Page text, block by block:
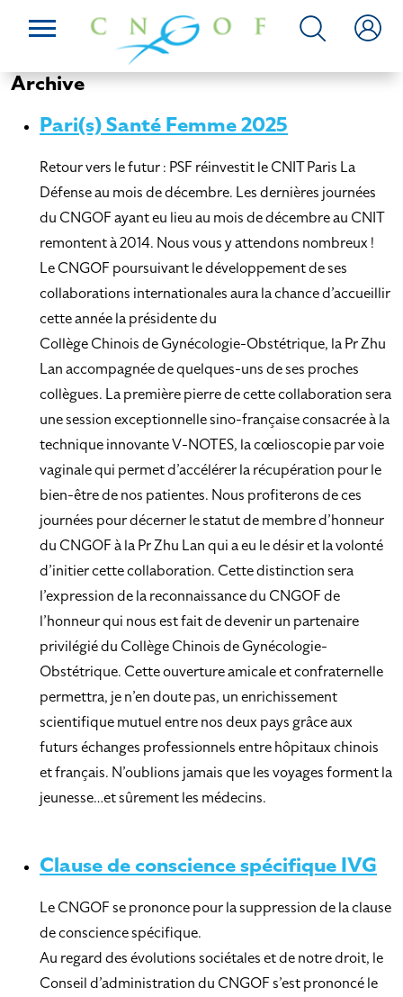
Archive
Pari(s) Santé Femme 2025
Retour vers le futur : PSF réinvestit le CNIT Paris La
Défense au mois de décembre. Les dernières journées
du CNGOF ayant eu lieu au mois de décembre au CNIT
remontent à 2014. Nous vous y attendons nombreux !
Le CNGOF poursuivant le développement de ses
collaborations internationales aura la chance d’accueillir
cette année la présidente du
Collège Chinois de Gynécologie-Obstétrique, la Pr Zhu
Lan accompagnée de quelques-uns de ses proches
collègues. La première pierre de cette collaboration sera
une session exceptionnelle sino-française consacrée à la
technique innovante V-NOTES, la cœlioscopie par voie
vaginale qui permet d’accélérer la récupération pour le
bien-être de nos patientes. Nous profiterons de ces
journées pour décerner le statut de membre d’honneur
du CNGOF à la Pr Zhu Lan qui a eu le désir et la volonté
d’initier cette collaboration. Cette distinction sera
l’expression de la reconnaissance du CNGOF de
l’honneur qui nous est fait de devenir un partenaire
privilégié du Collège Chinois de Gynécologie-
Obstétrique. Cette ouverture amicale et confraternelle
permettra, je n’en doute pas, un enrichissement
scientifique mutuel entre nos deux pays grâce aux
futurs échanges professionnels entre hôpitaux chinois
et français. N’oublions jamais que les voyages forment la
jeunesse…et sûrement les médecins.
Clause de conscience spécifique IVG
Le CNGOF se prononce pour la suppression de la clause
de conscience spécifique.
Au regard des évolutions sociétales et de notre droit, le
Conseil d’administration du CNGOF s’est prononcé le